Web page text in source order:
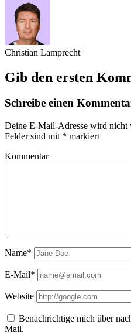
Christian Lamprecht
Gib den ersten
Schreibe einen
Deine E-Mail-Adresse wird nicht
Felder sind mit * markiert
Kommentar
Name*
E-Mail*
Website
Benachrichtige mich über
Mail.